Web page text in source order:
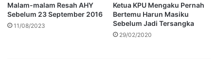
Malam-malam Resah AHY
Sebelum 23 September 2016
11/08/2023
Ketua KPU Mengaku Pernah
Bertemu Harun Masiku
Sebelum Jadi Tersangka
29/02/2020